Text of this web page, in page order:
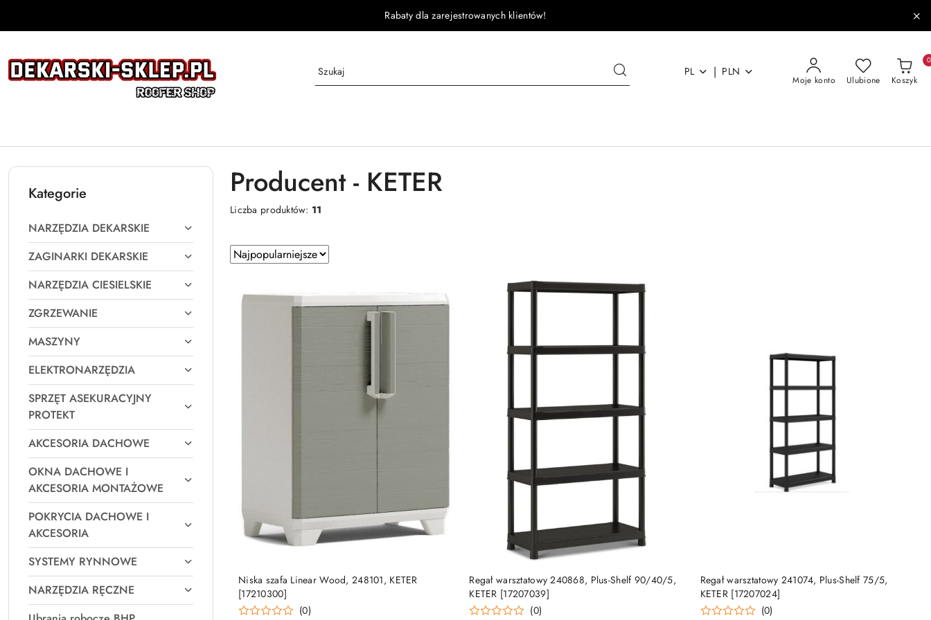
Rabaty dla zarejestrowanych klientów!
PL | PLN
Moje konto Ulubione Koszyk
0
Kategorie
NARZĘDZIA DEKARSKIE
ZAGINARKI DEKARSKIE
NARZĘDZIA CIESIELSKIE
ZGRZEWANIE
MASZYNY
ELEKTRONARZĘDZIA
SPRZĘT ASEKURACYJNY
PROTEKT
AKCESORIA DACHOWE
OKNA DACHOWE I
AKCESORIA MONTAŻOWE
POKRYCIA DACHOWE I
AKCESORIA
SYSTEMY RYNNOWE
NARZĘDZIA RĘCZNE
Producent - KETER
Liczba produktów: 11
Zastosowano
sortowanie:
Sortuj
według
Niska szafa Linear Wood, 248101, KETER
[17210300]
(0)
DO KOSZYKA
Regał warsztatowy 240868, Plus-Shelf 90/40/5,
KETER [17207039]
(0)
DO KOSZYKA
Regał warsztatowy 241074, Plus-Shelf 75/5,
KETER [17207024]
(0)
DO KOSZYKA